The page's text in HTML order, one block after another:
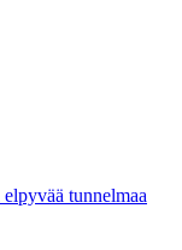
tunnelmaa